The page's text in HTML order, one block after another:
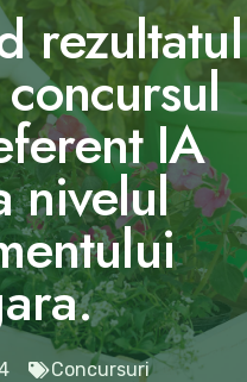
rezultatul
IA
nivelul
Concursuri